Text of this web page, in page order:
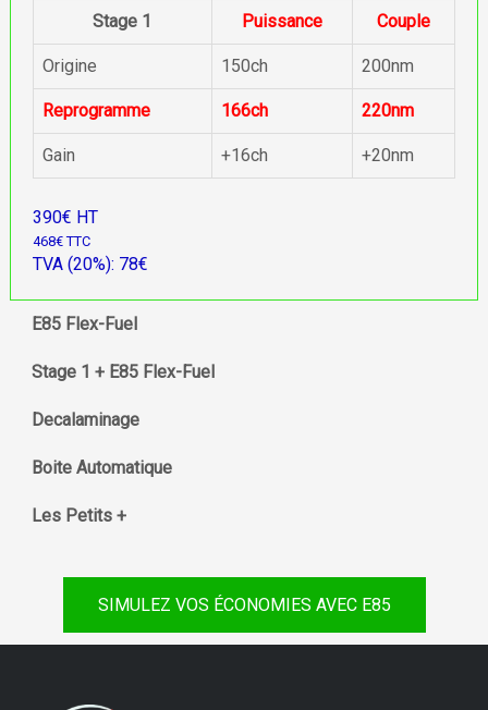
Stage 1
Puissance Couple
Origine 150ch 200nm
Reprogramme 166ch 220nm
Gain +16ch +20nm
390€ HT
468€ TTC
TVA (20%): 78€
E85 Flex-Fuel
Stage 1 + E85 Flex-Fuel
Decalaminage
Boite Automatique
Les Petits +
SIMULEZ VOS ÉCONOMIES AVEC E85